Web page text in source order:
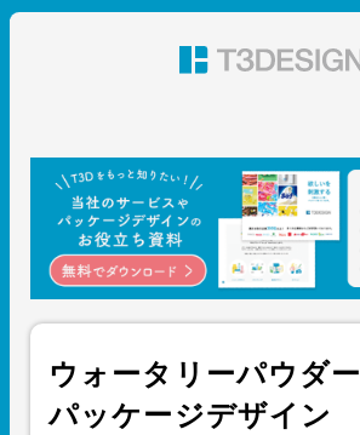
ン 株式会社T3デザイン
ウォータリーパウダー
パッケージデザイン